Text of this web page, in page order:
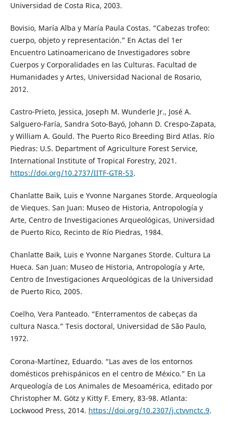
Universidad de Costa Rica, 2003.
Bovisio, María Alba y María Paula Costas. “Cabezas trofeo:
cuerpo, objeto y representación.” En Actas del 1er
Encuentro Latinoamericano de Investigadores sobre
Cuerpos y Corporalidades en las Culturas. Facultad de
Humanidades y Artes, Universidad Nacional de Rosario,
2012.
Castro-Prieto, Jessica, Joseph M. Wunderle Jr., José A.
Salguero-Faría, Sandra Soto-Bayó, Johann D. Crespo-Zapata,
y William A. Gould. The Puerto Rico Breeding Bird Atlas. Río
Piedras: U.S. Department of Agriculture Forest Service,
International Institute of Tropical Forestry, 2021.
https://doi.org/10.2737/IITF-GTR-53.
Chanlatte Baik, Luis e Yvonne Narganes Storde. Arqueología
de Vieques. San Juan: Museo de Historia, Antropología y
Arte, Centro de Investigaciones Arqueológicas, Universidad
de Puerto Rico, Recinto de Río Piedras, 1984.
Chanlatte Baik, Luis e Yvonne Narganes Storde. Cultura La
Hueca. San Juan: Museo de Historia, Antropología y Arte,
Centro de Investigaciones Arqueológicas de la Universidad
de Puerto Rico, 2005.
Coelho, Vera Panteado. “Enterramentos de cabeças da
cultura Nasca.” Tesis doctoral, Universidad de São Paulo,
1972.
Corona-Martínez, Eduardo. “Las aves de los entornos
domésticos prehispánicos en el centro de México.” En La
Arqueología de Los Animales de Mesoamérica, editado por
Christopher M. Götz y Kitty F. Emery, 83-98. Atlanta:
Lockwood Press, 2014. https://doi.org/10.2307/j.ctvvnctc.9.